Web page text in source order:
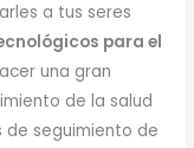
a tus seres
para el
una gran
de la salud
seguimiento de